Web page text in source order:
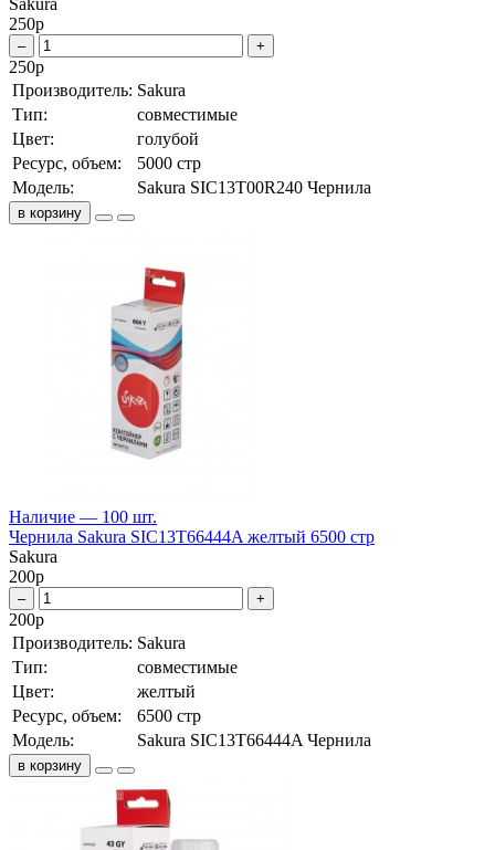
250р
– +
250р
Производитель: Sakura
Тип:
совместимые
Цвет:
голубой
Ресурс, объем:
5000 стр
Модель:
Sakura SIC13T00R240 Чернила
в корзину
Наличие — 100 шт.
Чернила Sakura SIC13T66444A желтый 6500 стр
Sakura
200р
– +
200р
Производитель: Sakura
Тип:
совместимые
Цвет:
желтый
Ресурс, объем:
6500 стр
Модель:
Sakura SIC13T66444A Чернила
в корзину